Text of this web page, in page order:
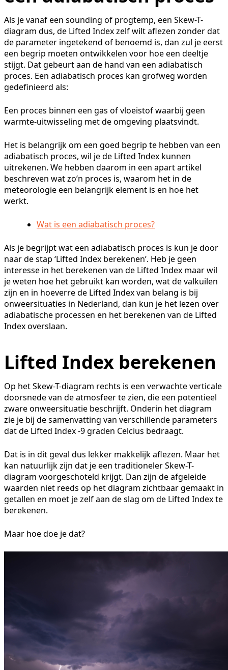
Als je vanaf een sounding of progtemp, een Skew-T-
diagram dus, de Lifted Index zelf wilt aflezen zonder dat
de parameter ingetekend of benoemd is, dan zul je eerst
een begrip moeten ontwikkelen voor hoe een deeltje
stijgt. Dat gebeurt aan de hand van een adiabatisch
proces. Een adiabatisch proces kan grofweg worden
gedefinieerd als:
Een proces binnen een gas of vloeistof waarbij geen
warmte-uitwisseling met de omgeving plaatsvindt.
Het is belangrijk om een goed begrip te hebben van een
adiabatisch proces, wil je de Lifted Index kunnen
uitrekenen. We hebben daarom in een apart artikel
beschreven wat zo’n proces is, waarom het in de
meteorologie een belangrijk element is en hoe het
werkt.
Wat is een adiabatisch proces?
Als je begrijpt wat een adiabatisch proces is kun je door
naar de stap ‘Lifted Index berekenen’. Heb je geen
interesse in het berekenen van de Lifted Index maar wil
je weten hoe het gebruikt kan worden, wat de valkuilen
zijn en in hoeverre de Lifted Index van belang is bij
onweersituaties in Nederland, dan kun je het lezen over
adiabatische processen en het berekenen van de Lifted
Index overslaan.
Lifted Index berekenen
Op het Skew-T-diagram rechts is een verwachte verticale
doorsnede van de atmosfeer te zien, die een potentieel
zware onweersituatie beschrijft. Onderin het diagram
zie je bij de samenvatting van verschillende parameters
dat de Lifted Index -9 graden Celcius bedraagt.
Dat is in dit geval dus lekker makkelijk aflezen. Maar het
kan natuurlijk zijn dat je een traditioneler Skew-T-
diagram voorgeschoteld krijgt. Dan zijn de afgeleide
waarden niet reeds op het diagram zichtbaar gemaakt in
getallen en moet je zelf aan de slag om de Lifted Index te
berekenen.
Maar hoe doe je dat?